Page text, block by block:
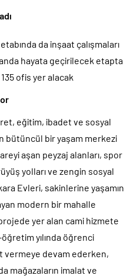
da inşaat çalışmaları
hayata geçirilecek etapta
ofis yer alacak
eğitim, ibadet ve sosyal
bütüncül bir yaşam merkezi
aşan peyzaj alanları, spor
yolları ve zengin sosyal
Evleri, sakinlerine yaşamın
modern bir mahalle
yer alan cami hizmete
yılında öğrenci
vermeye devam ederken,
mağazaların imalat ve